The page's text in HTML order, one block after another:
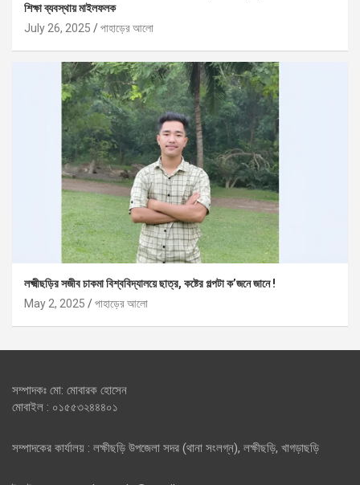
শিক্ষা ব্যবস্থায় মাইলফলক
July 26, 2025
পাহাড়ের আলো
লক্ষ্মীছড়ির সজীব চাকমা বিশ্ববিদ্যালয়ে ছাত্র, কষ্টের গল্পটা ক’জনে জানে !
May 2, 2025
পাহাড়ের আলো
সম্পাদকঃ মো: মোবারক হোসেন
মোবাইল : ০১৫৫৩২৪৪৪০১
সম্পাদকের কার্যালয় : লক্ষীছড়ি উপজেলা সদর (থানা সংলগ্ন), লক্ষীছড়ি, খাগড়াছড়ি